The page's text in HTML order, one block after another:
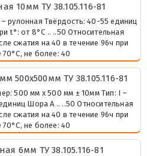
10мм ТУ 38.105.116-81
рулонная Твёрдость: 40-55 единиц
t°: от 8°С .. ..50 Относительная
сжатия на 40 в течение 96ч при
70°С, не более: 40
500х500мм ТУ 38.105.116-81
500 мм х 500 мм ± 10мм Тип: I –
Шора А .. ..50 Относительная
сжатия на 40 в течение 96ч при
70°С, не более: 40
6мм ТУ 38.105.116-81